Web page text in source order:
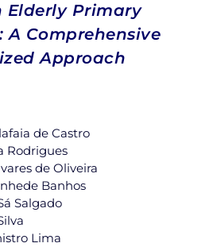
Elderly Primary
A Comprehensive
Approach
de Castro
Rodrigues
de Oliveira
Banhos
Salgado
Lima